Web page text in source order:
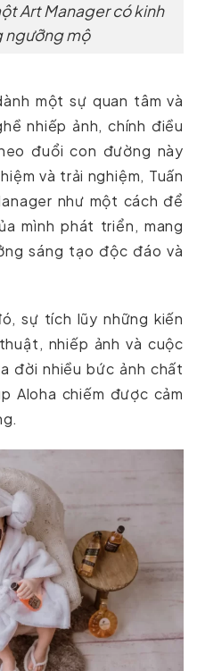
Art Manager có kinh
ngưỡng mộ
một sự quan tâm và
nhiếp ảnh, chính điều
đuổi con đường này
và trải nghiệm, Tuấn
như một cách để
mình phát triển, mang
sáng tạo độc đáo và
sự tích lũy những kiến
nhiếp ảnh và cuộc
đời nhiều bức ảnh chất
Aloha chiếm được cảm